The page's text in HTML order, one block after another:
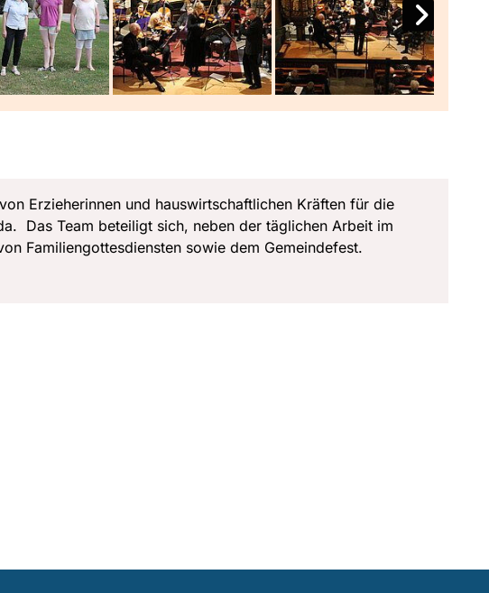
Erzieherinnen und hauswirtschaftlichen Kräften für die
Das Team beteiligt sich, neben der täglichen Arbeit im
Familiengottesdiensten sowie dem Gemeindefest.